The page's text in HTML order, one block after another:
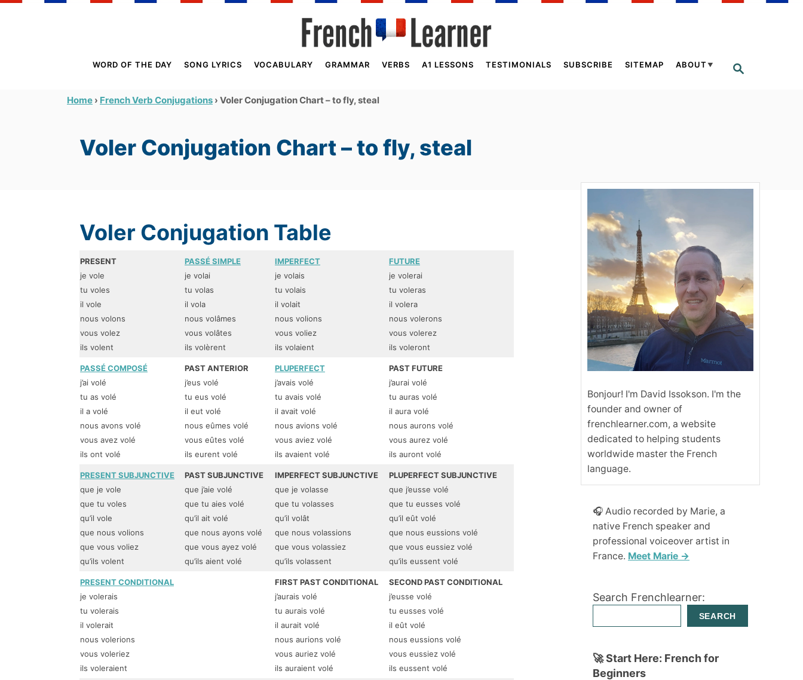
S
WORD OF THE DAY SONG LYRICS VOCABULARY GRAMMAR VERBS A1 LESSONS TESTIMONIALS SUBSCRIBE SITEMAP ABOUT
Home › French Verb Conjugations › Voler Conjugation Chart – to fly, steal
Voler Conjugation Chart – to fly, steal
Voler Conjugation Table
PRESENT
je vole
tu voles
il vole
nous volons
vous volez
ils volent
PASSÉ SIMPLE
je volai
tu volas
il vola
nous volâmes
vous volâtes
ils volèrent
IMPERFECT
je volais
tu volais
il volait
nous volions
vous voliez
ils volaient
FUTURE
je volerai
tu voleras
il volera
nous volerons
vous volerez
ils voleront
PASSÉ COMPOSÉ
j’ai volé
tu as volé
il a volé
nous avons volé
vous avez volé
ils ont volé
PAST ANTERIOR
j’eus volé
tu eus volé
il eut volé
nous eûmes volé
vous eûtes volé
ils eurent volé
PLUPERFECT
j’avais volé
tu avais volé
il avait volé
nous avions volé
vous aviez volé
ils avaient volé
PAST FUTURE
j’aurai volé
tu auras volé
il aura volé
nous aurons volé
vous aurez volé
ils auront volé
PRESENT SUBJUNCTIVE
que je vole
que tu voles
qu’il vole
que nous volions
que vous voliez
qu’ils volent
PAST SUBJUNCTIVE
que j’aie volé
que tu aies volé
qu’il ait volé
que nous ayons volé
que vous ayez volé
qu’ils aient volé
IMPERFECT SUBJUNCTIVE
que je volasse
que tu volasses
qu’il volât
que nous volassions
que vous volassiez
qu’ils volassent
PLUPERFECT SUBJUNCTIVE
que j’eusse volé
que tu eusses volé
qu’il eût volé
que nous eussions volé
que vous eussiez volé
qu’ils eussent volé
PRESENT CONDITIONAL
je volerais
tu volerais
il volerait
nous volerions
vous voleriez
ils voleraient
FIRST PAST CONDITIONAL
j’aurais volé
tu aurais volé
il aurait volé
nous aurions volé
vous auriez volé
ils auraient volé
SECOND PAST CONDITIONAL
j’eusse volé
tu eusses volé
il eût volé
nous eussions volé
vous eussiez volé
ils eussent volé
Bonjour! I'm David Issokson. I'm the
founder and owner of
frenchlearner.com, a website
dedicated to helping students
worldwide master the French
language.
🎧 Audio recorded by Marie, a
native French speaker and
professional voiceover artist in
France. Meet Marie →
Search Frenchlearner:
SEARCH
🚀 Start Here: French for
Beginners